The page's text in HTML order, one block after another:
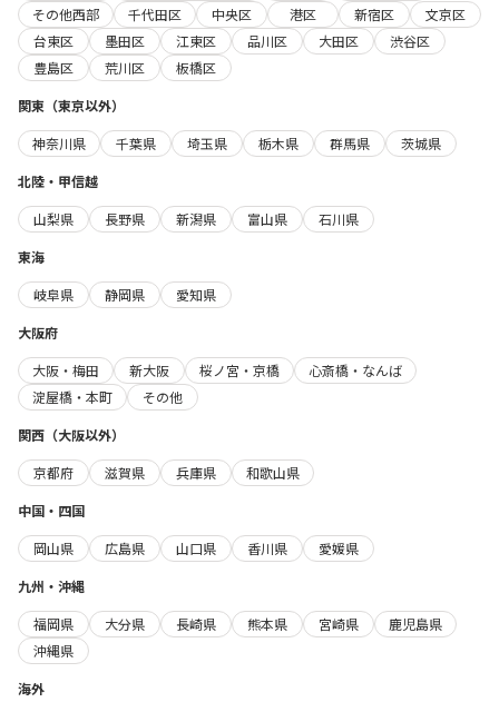
その他西部
千代田区 中央区 港区 新宿区
文京区
台東区
墨田区 江東区 品川区 大田区
渋谷区
豊島区
荒川区
板橋区
関東（東京以外）
神奈川県
千葉県 埼玉県 栃木県 群馬県
茨城県
北陸・甲信越
山梨県
長野県 新潟県 富山県
石川県
東海
岐阜県
静岡県
愛知県
大阪府
大阪・梅田
新大阪 桜ノ宮・京橋
心斎橋・なんば
淀屋橋・本町
その他
関西（大阪以外）
京都府
滋賀県 兵庫県
和歌山県
中国・四国
岡山県
広島県 山口県 香川県
愛媛県
九州・沖縄
福岡県
大分県 長崎県 熊本県 宮崎県
鹿児島県
沖縄県
海外